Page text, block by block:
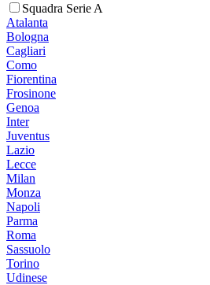
Squadra Serie A
Atalanta
Bologna
Cagliari
Como
Fiorentina
Frosinone
Genoa
Inter
Juventus
Lazio
Lecce
Milan
Monza
Napoli
Parma
Roma
Sassuolo
Torino
Udinese